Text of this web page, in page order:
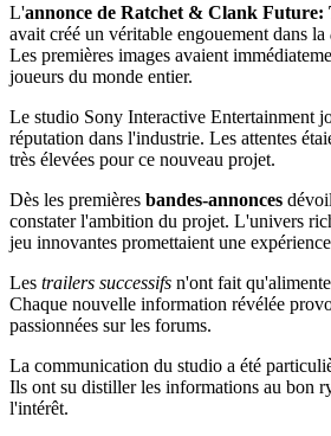
L'annonce de Ratchet & Clank Future:
avait créé un véritable engouement dans la
Les premières images avaient
joueurs du monde entier.
Le studio Sony Interactive Entertainment
réputation dans l'industrie. Les attentes
très élevées pour ce nouveau projet.
Dès les premières bandes-annonces
constater l'ambition du projet. L'univers
jeu innovantes promettaient une
Les trailers successifs n'ont fait
Chaque nouvelle information révélée
passionnées sur les forums.
La communication du studio a été
Ils ont su distiller les informations au bon
l'intérêt.